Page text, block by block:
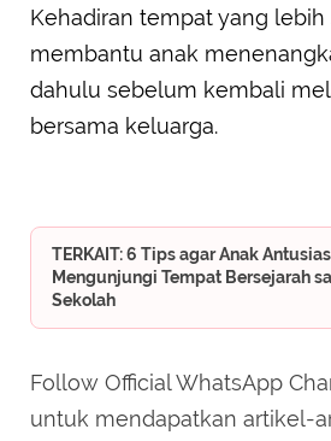
Kehadiran tempat yang lebih
membantu anak
dahulu sebelum kembali
bersama keluarga.
TERKAIT: 6 Tips agar Anak
Mengunjungi Tempat Bersejarah
Sekolah
Follow Official WhatsApp
untuk mendapatkan artikel-